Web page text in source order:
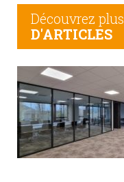
Découvrez plus
D'ARTICLES